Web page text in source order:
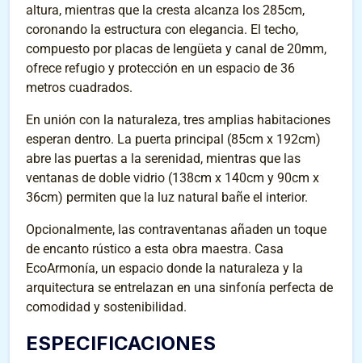
altura, mientras que la cresta alcanza los 285cm,
coronando la estructura con elegancia. El techo,
compuesto por placas de lengüeta y canal de 20mm,
ofrece refugio y protección en un espacio de 36
metros cuadrados.
En unión con la naturaleza, tres amplias habitaciones
esperan dentro. La puerta principal (85cm x 192cm)
abre las puertas a la serenidad, mientras que las
ventanas de doble vidrio (138cm x 140cm y 90cm x
36cm) permiten que la luz natural bañe el interior.
Opcionalmente, las contraventanas añaden un toque
de encanto rústico a esta obra maestra. Casa
EcoArmonía, un espacio donde la naturaleza y la
arquitectura se entrelazan en una sinfonía perfecta de
comodidad y sostenibilidad.
ESPECIFICACIONES